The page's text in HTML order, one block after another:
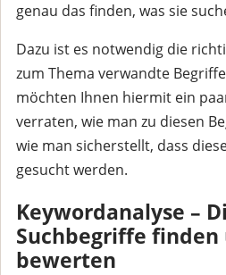
genau das finden, was sie
Dazu ist es notwendig die
zum Thema verwandte
möchten Ihnen hiermit ein
verraten, wie man zu diesen
wie man sicherstellt, dass
gesucht werden.
Keywordanalyse –
Suchbegriffe finden
bewerten